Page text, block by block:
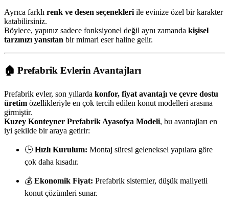
Ayrıca farklı renk ve desen seçenekleri ile evinize özel bir karakter
katabilirsiniz.
Böylece, yapınız sadece fonksiyonel değil aynı zamanda kişisel
tarzınızı yansıtan bir mimari eser haline gelir.
🏠 Prefabrik Evlerin Avantajları
Prefabrik evler, son yıllarda konfor, fiyat avantajı ve çevre dostu
üretim özellikleriyle en çok tercih edilen konut modelleri arasına
girmiştir.
Kuzey Konteyner Prefabrik Ayasofya Modeli, bu avantajları en
iyi şekilde bir araya getirir:
🕒 Hızlı Kurulum: Montaj süresi geleneksel yapılara göre
çok daha kısadır.
💰 Ekonomik Fiyat: Prefabrik sistemler, düşük maliyetli
konut çözümleri sunar.